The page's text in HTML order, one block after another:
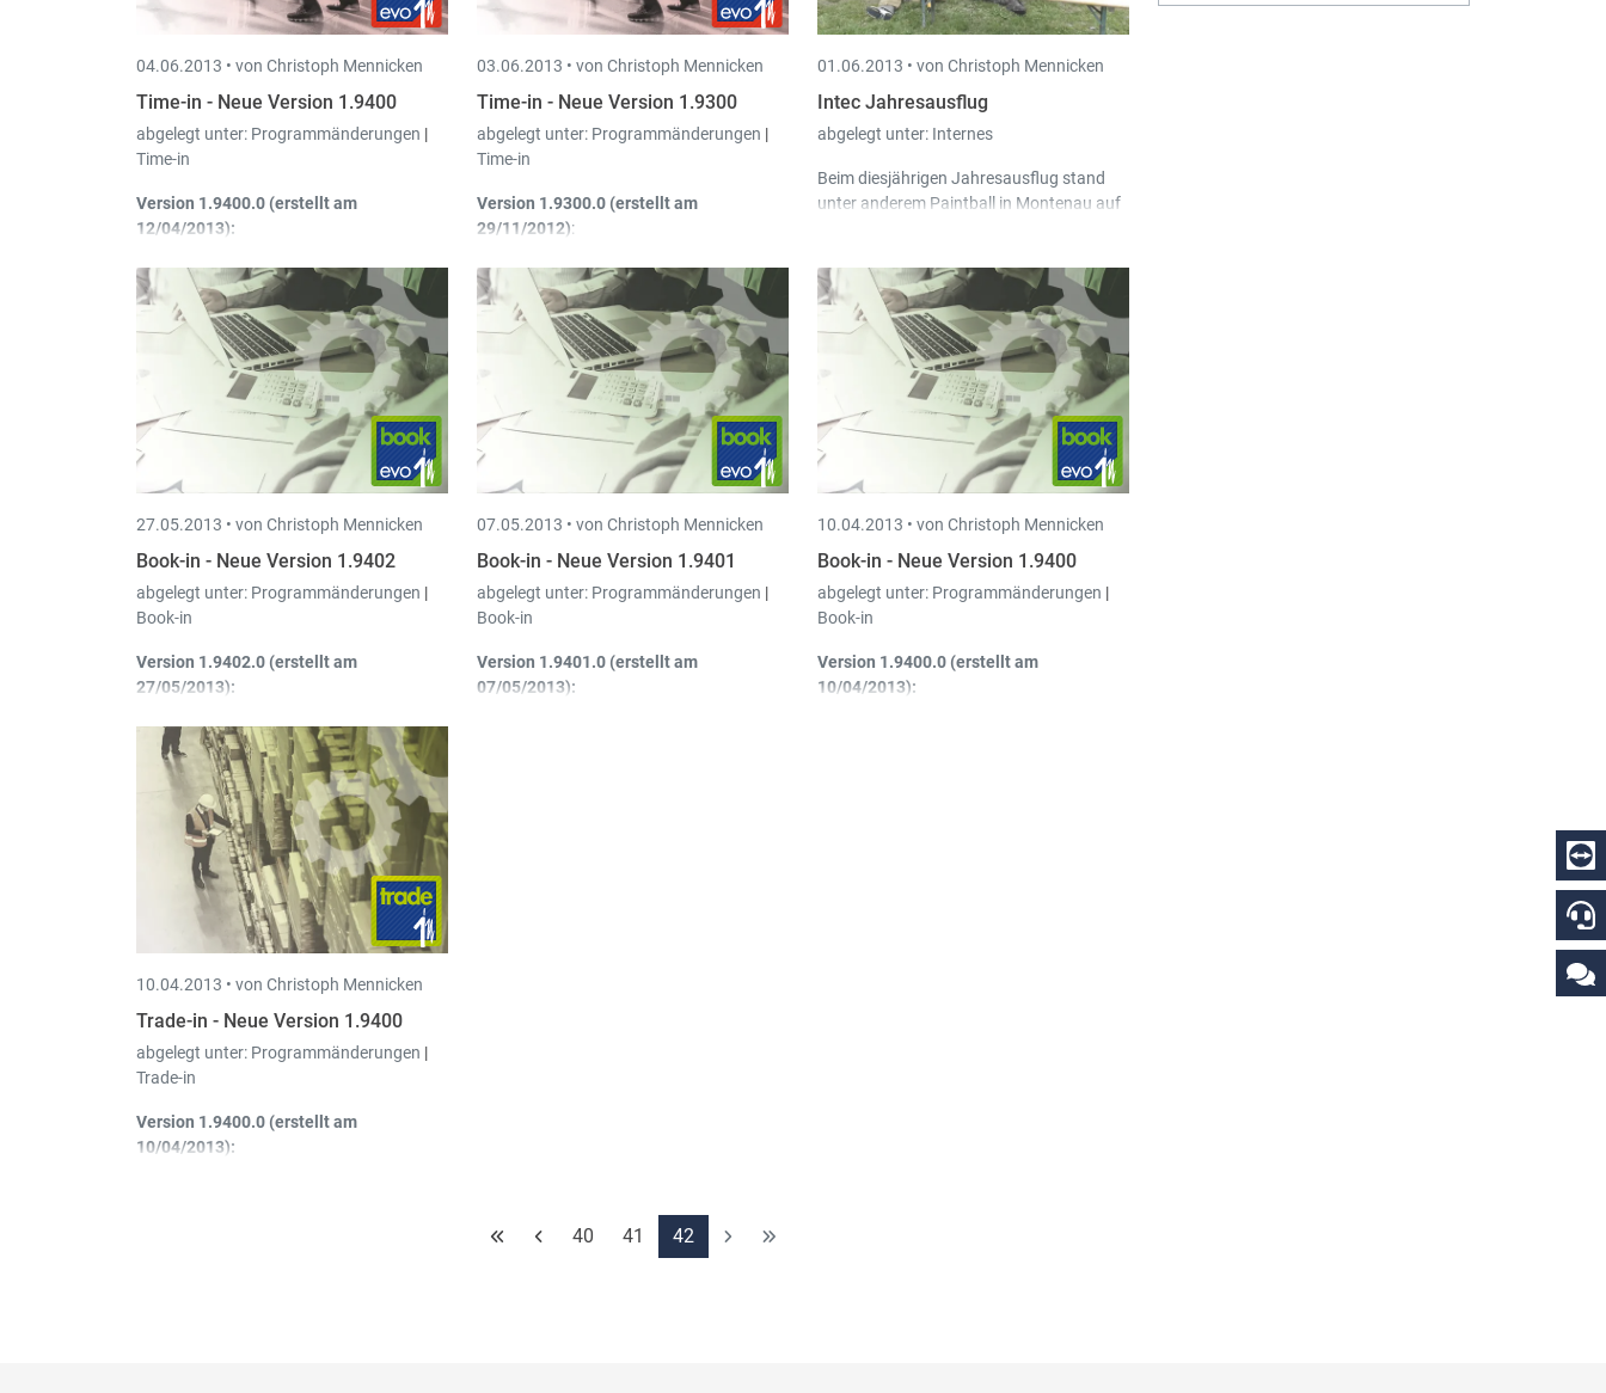
04.06.2013 • von Christoph Mennicken
Time-in - Neue Version 1.9400
abgelegt unter: Programmänderungen |
Time-in
Version 1.9400.0 (erstellt am
12/04/2013):
Kundenschirm: Matrikelnummer
hinzugefügt
Neue Liste: Total Mitarbeiter (mit
Detail) (hhh:mm)
(ArbZei_LMB2Det.rpt)
03.06.2013 • von Christoph Mennicken
Time-in - Neue Version 1.9300
abgelegt unter: Programmänderungen |
Time-in
Version 1.9300.0 (erstellt am
29/11/2012):
Man kann jetzt die
Fakturationswerte ausdrucken
Standard Aktivität des Projekt wird in
den Arbeitszeiten vorgeschlagen
wenn man das Projekt angibt und
noch keine Aktivität eingegeben
wurde
01.06.2013 • von Christoph Mennicken
Intec Jahresausflug
abgelegt unter: Internes
Beim diesjährigen Jahresausflug stand
unter anderem Paintball in Montenau auf
wie viel Spass, aber auch wie anstrengend
der Paintball Sport ist.
27.05.2013 • von Christoph Mennicken
Book-in - Neue Version 1.9402
abgelegt unter: Programmänderungen |
Book-in
Version 1.9402.0 (erstellt am
27/05/2013):
Abschreibungen: Optimierung der
Berechnung der Zuführungen für
nicht komplette Jahre mit
versetztem Geschäftsjahr.
07.05.2013 • von Christoph Mennicken
Book-in - Neue Version 1.9401
abgelegt unter: Programmänderungen |
Book-in
Version 1.9401.0 (erstellt am
07/05/2013):
10.04.2013 • von Christoph Mennicken
Book-in - Neue Version 1.9400
abgelegt unter: Programmänderungen |
Book-in
Version 1.9400.0 (erstellt am
10/04/2013):
10.04.2013 • von Christoph Mennicken
Trade-in - Neue Version 1.9400
abgelegt unter: Programmänderungen |
Trade-in
Version 1.9400.0 (erstellt am
10/04/2013):
40 41 42